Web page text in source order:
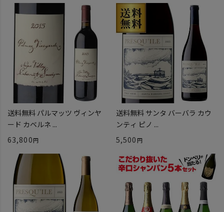
送料無料 パルマッツ ヴィンヤ
ード カベルネ ...
63,800
送料無料 サンタ バーバラ カウ
ンティ ピノ ...
5,500